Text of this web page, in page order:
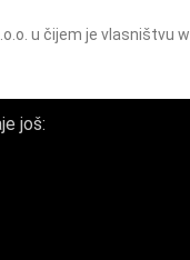
u čijem je vlasništvu
još: